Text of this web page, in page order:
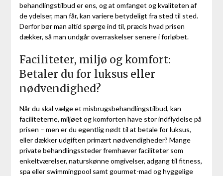
behandlingstilbud er ens, og at omfanget og kvaliteten af
de ydelser, man får, kan variere betydeligt fra sted til sted.
Derfor bør man altid spørge ind til, præcis hvad prisen
dækker, så man undgår overraskelser senere i forløbet.
Faciliteter, miljø og komfort:
Betaler du for luksus eller
nødvendighed?
Når du skal vælge et misbrugsbehandlingstilbud, kan
faciliteterne, miljøet og komforten have stor indflydelse på
prisen – men er du egentlig nødt til at betale for luksus,
eller dækker udgiften primært nødvendigheder? Mange
private behandlingssteder fremhæver faciliteter som
enkeltværelser, naturskønne omgivelser, adgang til fitness,
spa eller swimmingpool samt gourmet-mad og hyggelige